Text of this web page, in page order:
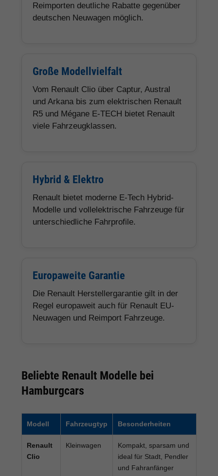
Reimporten deutliche Rabatte gegenüber
deutschen Neuwagen möglich.
Große Modellvielfalt
Vom Renault Clio über Captur, Austral
und Arkana bis zum elektrischen Renault
R5 und Mégane E-TECH bietet Renault
viele Fahrzeugklassen.
Hybrid & Elektro
Renault bietet moderne E-Tech Hybrid-
Modelle und vollelektrische Fahrzeuge für
unterschiedliche Fahrprofile.
Europaweite Garantie
Die Renault Herstellergarantie gilt in der
Regel europaweit auch für Renault EU-
Neuwagen und Reimport Fahrzeuge.
Beliebte Renault Modelle bei
Hamburgcars
Modell Fahrzeugtyp Besonderheiten
Renault
Clio
Kleinwagen
Kompakt, sparsam und
ideal für Stadt, Pendler
und Fahranfänger